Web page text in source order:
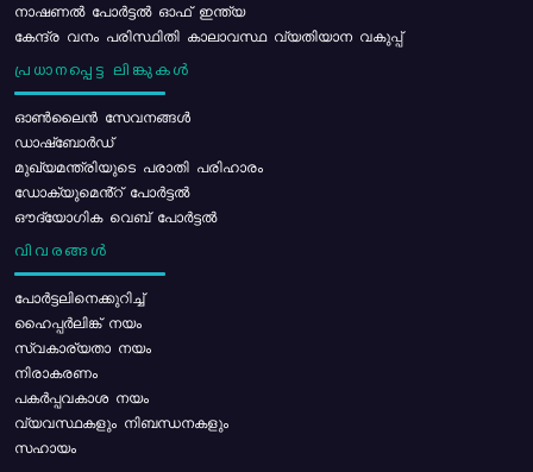
നാഷണൽ പോർട്ടൽ ഓഫ് ഇന്ത്യ
കേന്ദ്ര വനം പരിസ്ഥിതി കാലാവസ്ഥ വ്യതിയാന വകുപ്പ്
പ്രധാനപ്പെട്ട ലിങ്കുകൾ
ഓൺലൈൻ സേവനങ്ങൾ
ഡാഷ്ബോർഡ്
മുഖ്യമന്ത്രിയുടെ പരാതി പരിഹാരം
ഡോക്യുമെൻ്റ് പോർട്ടൽ
ഔദ്യോഗിക വെബ് പോർട്ടൽ
വിവരങ്ങൾ
പോര്‍ട്ടലിനെക്കുറിച്ച്
ഹൈപ്പർലിങ്ക് നയം
സ്വകാര്യതാ നയം
നിരാകരണം
പകർപ്പവകാശ നയം
വ്യവസ്ഥകളും നിബന്ധനകളും
സഹായം